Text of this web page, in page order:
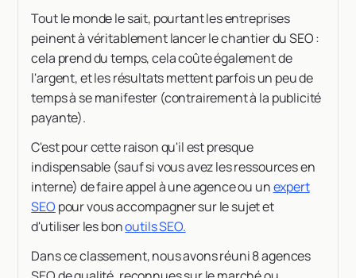
Tout le monde le sait, pourtant les entreprises
peinent à véritablement lancer le chantier du SEO :
cela prend du temps, cela coûte également de
l'argent, et les résultats mettent parfois un peu de
temps à se manifester (contrairement à la publicité
payante).
C'est pour cette raison qu'il est presque
indispensable (sauf si vous avez les ressources en
interne) de faire appel à une agence ou unexpert
SEO pour vous accompagner sur le sujet et
d'utiliser les bonoutils SEO.
Dans ce classement, nous avons réuni 8 agences